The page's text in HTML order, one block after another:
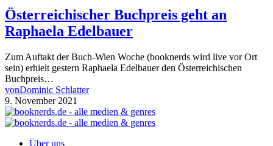
Österreichischer Buchpreis geht an
Raphaela Edelbauer
Zum Auftakt der Buch-Wien Woche (booknerds wird live vor Ort
sein) erhielt gestern Raphaela Edelbauer den Österreichischen
Buchpreis…
vonDominic Schlatter
9. November 2021
Über uns